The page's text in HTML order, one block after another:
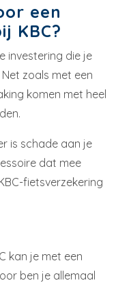
een
KBC?
investering die je
zoals met een
komen met heel
is schade aan je
dat mee
fietsverzekering
kan je met een
ben je allemaal